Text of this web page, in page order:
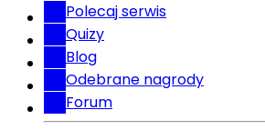
Polecaj serwis
Quizy
Blog
Odebrane nagrody
Forum